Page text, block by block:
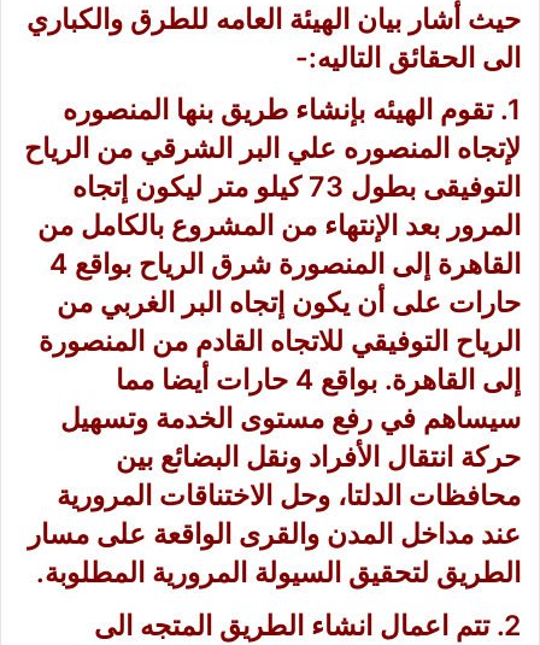
حيث أشار بيان الهيئة العامه للطرق والكباري
الى الحقائق التاليه:-
1. تقوم الهيئه بإنشاء طريق بنها المنصوره
لإتجاه المنصوره علي البر الشرقي من الرياح
التوفيقى بطول 73 كيلو متر ليكون إتجاه
المرور بعد الإنتهاء من المشروع بالكامل من
القاهرة إلى المنصورة شرق الرياح بواقع 4
حارات على أن يكون إتجاه البر الغربي من
الرياح التوفيقي للاتجاه القادم من المنصورة
إلى القاهرة. بواقع 4 حارات أيضا مما
سيساهم في رفع مستوى الخدمة وتسهيل
حركة انتقال الأفراد ونقل البضائع بين
محافظات الدلتا، وحل الاختناقات المرورية
عند مداخل المدن والقرى الواقعة على مسار
الطريق لتحقيق السيولة المرورية المطلوبة.
2. تتم اعمال انشاء الطريق المتجه الى